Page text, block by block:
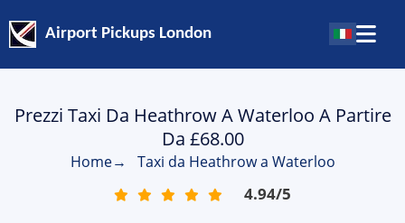
Airport Pickups London
Prezzi Taxi Da Heathrow A Waterloo A Partire
Da £68.00
Home→ Taxi da Heathrow a Waterloo
4.94/5